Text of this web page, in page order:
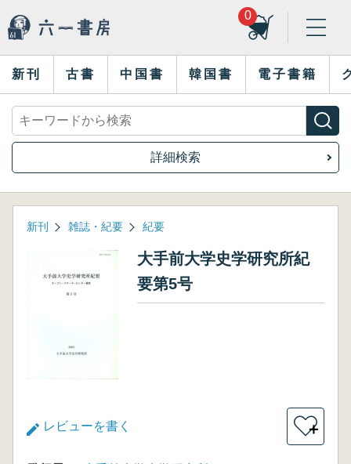
0
新刊 古書 中国書 韓国書 電子書籍
詳細検索
新刊 雑誌・紀要 紀要
大手前大学史学研究所紀
要第5号
レビューを書く ＋